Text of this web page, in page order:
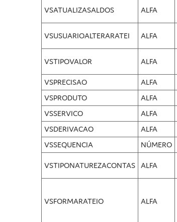
VSATUALIZASALDOS ALFA
VSUSUARIOALTERARATEI ALFA
VSTIPOVALOR ALFA
VSPRECISAO ALFA
VSPRODUTO
ALFA
VSSERVICO
ALFA
VSDERIVACAO
ALFA
VSSEQUENCIA
NÚMERO
VSTIPONATUREZACONTAS ALFA
VSFORMARATEIO ALFA